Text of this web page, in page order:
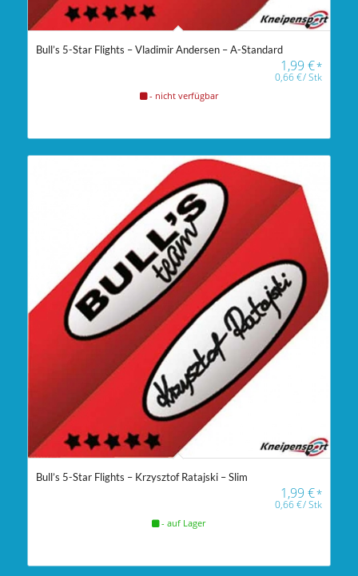
Bull’s 5-Star Flights – Vladimir Andersen – A-Standard
1,99€*
0,66€/Stk
- nicht verfügbar
Bull’s 5-Star Flights – Krzysztof Ratajski – Slim
1,99€*
0,66€/Stk
- auf Lager